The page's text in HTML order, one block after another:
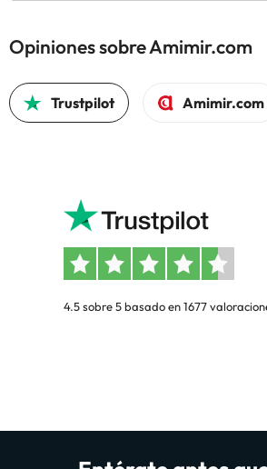
Opiniones sobre Amimir.com
Trustpilot Amimir.com
4.5 sobre 5 basado en 1677